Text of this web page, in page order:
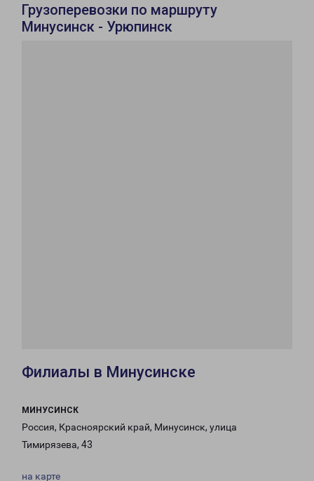
Грузоперевозки по маршруту
Минусинск - Урюпинск
Филиалы в Минусинске
МИНУСИНСК
Россия, Красноярский край, Минусинск, улица
Тимирязева, 43
на карте